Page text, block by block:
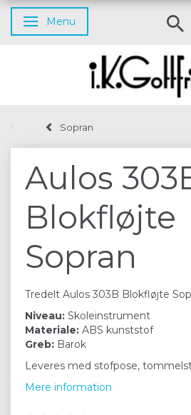
Skifte navigation
Menu
Sopran
Aulos
Blokfløjte
Sopran
Tredelt Aulos 303B Blokfløjte
Niveau: Skoleinstrument
Materiale: ABS kunststof
Greb: Barok
Leveres med stofpose,
Mere information